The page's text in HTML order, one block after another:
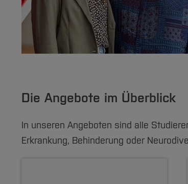
Die Angebote im Überblick
In unseren Angeboten sind alle
Erkrankung, Behinderung oder